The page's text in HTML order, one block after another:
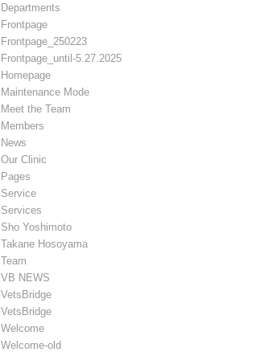
Departments
Frontpage
Frontpage_250223
Frontpage_until-5.27.2025
Homepage
Maintenance Mode
Meet the Team
Members
News
Our Clinic
Pages
Service
Services
Sho Yoshimoto
Takane Hosoyama
Team
VB NEWS
VetsBridge
VetsBridge
Welcome
Welcome-old